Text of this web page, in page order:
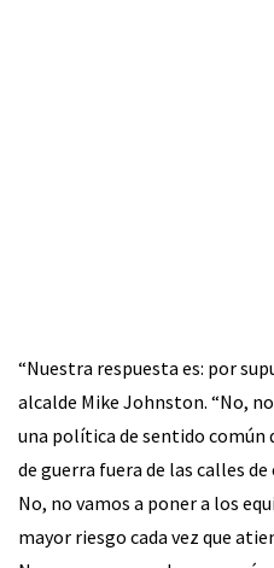
“Nuestra respuesta es: por
alcalde Mike Johnston. “No,
una política de sentido común
de guerra fuera de las calles
No, no vamos a poner a los
mayor riesgo cada vez que